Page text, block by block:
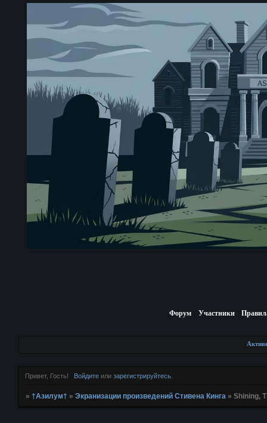
Форум Участники
Привет, Гость! Войдитеили зарегистрируйтесь.
»†Азилум† »Экранизации произведений Стивена Кинга »Shining,